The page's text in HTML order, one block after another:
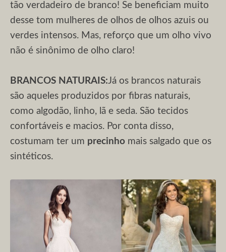
tão verdadeiro de branco! Se beneficiam muito
desse tom mulheres de olhos de olhos azuis ou
verdes intensos. Mas, reforço que um olho vivo
não é sinônimo de olho claro!
BRANCOS NATURAIS:Já os brancos naturais
são aqueles produzidos por fibras naturais,
como algodão, linho, lã e seda. São tecidos
confortáveis e macios. Por conta disso,
costumam ter um precinho mais salgado que os
sintéticos.